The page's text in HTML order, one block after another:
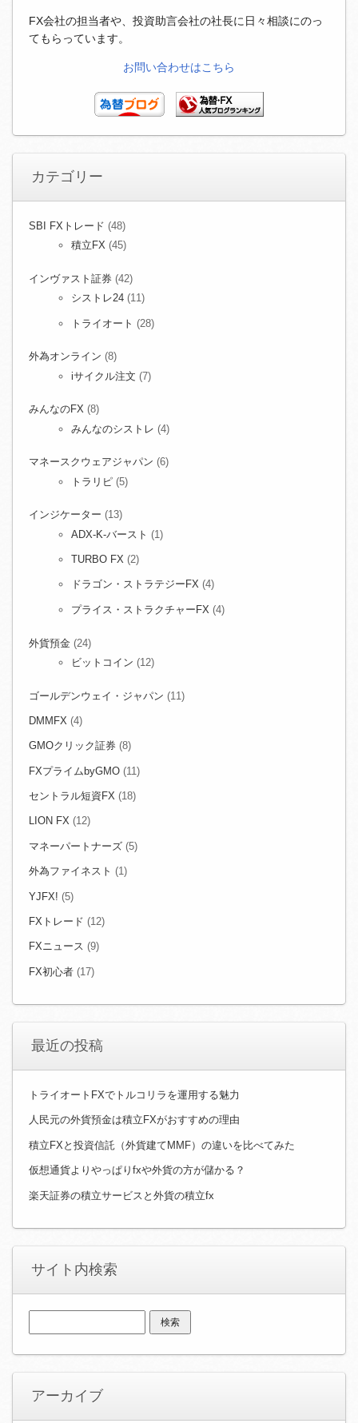
FX会社の担当者や、投資助言会社の社長に日々相談にのっ
てもらっています。
お問い合わせはこちら
カテゴリー
SBI FXトレード (48)
積立FX (45)
インヴァスト証券 (42)
シストレ24 (11)
トライオート (28)
外為オンライン (8)
iサイクル注文 (7)
みんなのFX (8)
みんなのシストレ (4)
マネースクウェアジャパン (6)
トラリピ (5)
インジケーター (13)
ADX-K-バースト (1)
TURBO FX (2)
ドラゴン・ストラテジーFX (4)
プライス・ストラクチャーFX (4)
外貨預金 (24)
ビットコイン (12)
ゴールデンウェイ・ジャパン (11)
DMMFX (4)
GMOクリック証券 (8)
FXプライムbyGMO (11)
セントラル短資FX (18)
LION FX (12)
マネーパートナーズ (5)
外為ファイネスト (1)
YJFX! (5)
FXトレード (12)
FXニュース (9)
FX初心者 (17)
最近の投稿
トライオートFXでトルコリラを運用する魅力
人民元の外貨預金は積立FXがおすすめの理由
積立FXと投資信託（外貨建てMMF）の違いを比べてみた
仮想通貨よりやっぱりfxや外貨の方が儲かる？
楽天証券の積立サービスと外貨の積立fx
サイト内検索
索:
アーカイブ